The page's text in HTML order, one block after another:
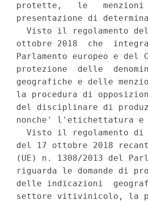
protette,   le
presentazione di
Visto il regolamento
ottobre 2018  che
Parlamento europeo e
protezione  delle
geografiche e delle
la procedura di
del disciplinare di
nonche' l'etichettatura
Visto il regolamento
del 17 ottobre 2018
(UE) n. 1308/2013 del
riguarda le domande di
delle indicazioni
settore vitivinicolo, la